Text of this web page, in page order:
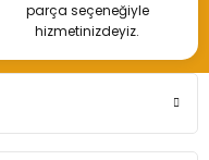
parça seçeneğiyle
hizmetinizdeyiz.